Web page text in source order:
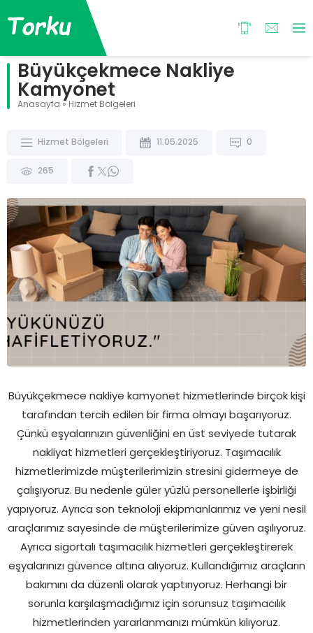
Büyükçekmece Nakliye
Kamyonet
Anasayfa » Hizmet Bölgeleri
Hizmet Bölgeleri 11.05.2025 0
265
Büyükçekmece nakliye kamyonet hizmetlerinde birçok kişi
tarafından tercih edilen bir firma olmayı başarıyoruz.
Çünkü eşyalarınızın güvenliğini en üst seviyede tutarak
nakliyat hizmetleri gerçekleştiriyoruz. Taşımacılık
hizmetlerimizde müşterilerimizin stresini gidermeye de
çalışıyoruz. Bu nedenle güler yüzlü personellerle işbirliği
yapıyoruz. Ayrıca son teknoloji ekipmanlarımız ve yeni nesil
araçlarımız sayesinde de müşterilerimize güven aşılıyoruz.
Ayrıca sigortalı taşımacılık hizmetleri gerçekleştirerek
eşyalarınızı güvence altına alıyoruz. Kullandığımız araçların
bakımını da düzenli olarak yaptırıyoruz. Herhangi bir
sorunla karşılaşmadığımız için sorunsuz taşımacılık
hizmetlerinden yararlanmanızı mümkün kılıyoruz.